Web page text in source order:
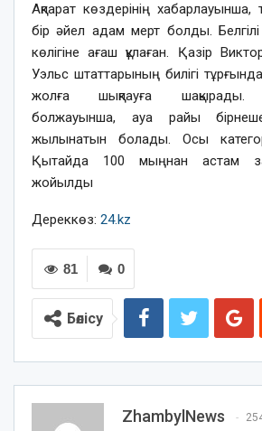
Ақпарат көздерінің хабарлауынша,
бір әйел адам мерт болды.
көлігіне ағаш құлаған. Қазір
Уэльс штаттарының билігі
жолға шықпауға шақырады.
болжауынша, ауа райы
жылынатын болады. Осы
Қытайда 100 мыңнан астам
жойылды
Дереккөз: 24.kz
0
81
Бөлісу
ZhambylNews